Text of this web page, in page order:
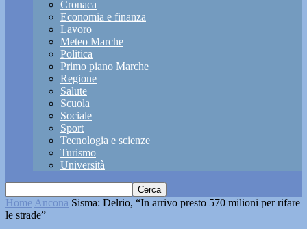
Cronaca
Economia e finanza
Lavoro
Meteo Marche
Politica
Primo piano Marche
Regione
Salute
Scuola
Sociale
Sport
Tecnologia e scienze
Turismo
Università
Home Ancona Sisma: Delrio, “In arrivo presto 570 milioni per rifare
le strade”